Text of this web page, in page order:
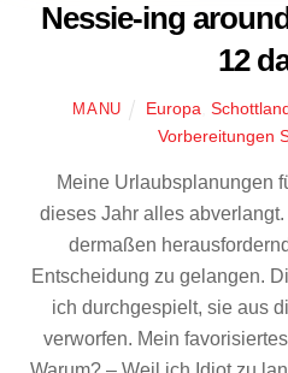
Nessie-ing
12
MANU Europa
Vorbereitungen
Meine Urlaubsplanungen
dieses Jahr alles
dermaßen
Entscheidung zu gelangen.
ich durchgespielt, sie aus
verworfen. Mein